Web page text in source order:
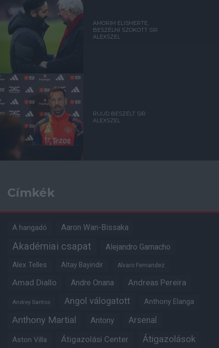
AMORIM ELISMERTE,
BESZÉLNI SZOKOTT SIR
ALEXSZEL
RUUD BESZÉLT SIR
ALEXSZEL
Címkék
A hangadó Aaron Wan-Bissaka
Akadémiai csapat Alejandro Garnacho
Alex Telles Altay Bayindir Alvaro Fernandez
Amad Diallo Andre Onana Andreas Pereira
Andrey Santos Angol válogatott Anthony Elanga
Anthony Martial Antony Arsenal
Aston Villa Átigazolási Center Átigazolások